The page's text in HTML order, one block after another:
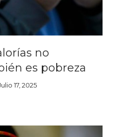
no
es pobreza
17, 2025